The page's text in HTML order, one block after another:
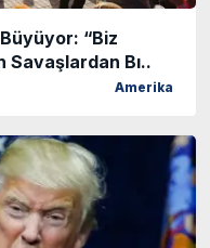
“Biz
Savaşlardan Bı..
Amerika